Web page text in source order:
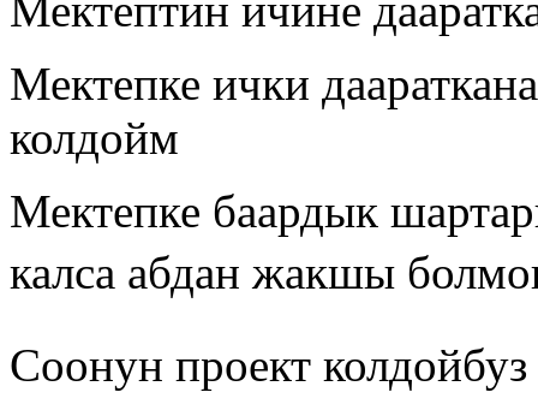
Мектепке ички
колдойм
Мектепке баардык
калса абдан жакшы
Соонун проект колдойбуз